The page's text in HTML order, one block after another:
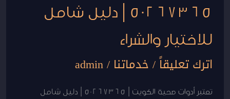
50267365 | دليل شامل
للاختيار والشراء
اترك تعليقاً/خدماتنا /
admin
تعتبر أدوات صحية الكويت | 50267365 | دليل شامل